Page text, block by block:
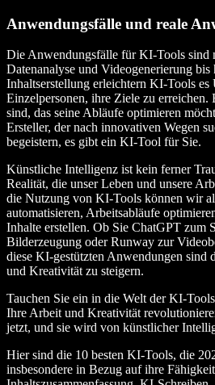
Anwendungsfälle und reale
Die Anwendungsfälle für KI-Tools sind
Datenanalyse und Videogenerierung
Inhaltserstellung erleichtern KI-Tools es
Einzelpersonen, ihre Ziele zu erreichen.
sind, das seine Abläufe optimieren
Ersteller, der nach innovativen Wegen
begeistern, es gibt ein KI-Tool für Sie.
Künstliche Intelligenz ist kein ferner
Realität, die unser Leben und unsere
die Nutzung von KI-Tools können wir
automatisieren, Arbeitsabläufe
Inhalte erstellen. Ob Sie ChatGPT
Bilderzeugung oder Runway zur
diese KI-gestützten Anwendungen sind
und Kreativität zu steigern.
Tauchen Sie ein in die Welt der KI-
Ihre Arbeit und Kreativität
jetzt, und sie wird von künstlicher
Hier sind die 10 besten KI-Tools, die
insbesondere in Bezug auf ihre